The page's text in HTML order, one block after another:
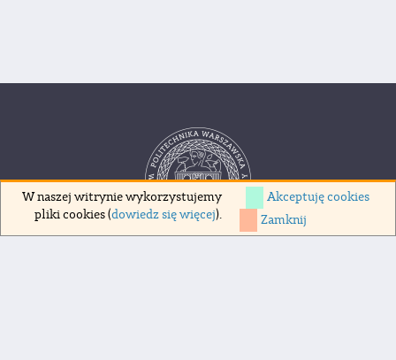
W naszej witrynie wykorzystujemy
pliki cookies (dowiedz się więcej).
Akceptuję cookies
Zamknij